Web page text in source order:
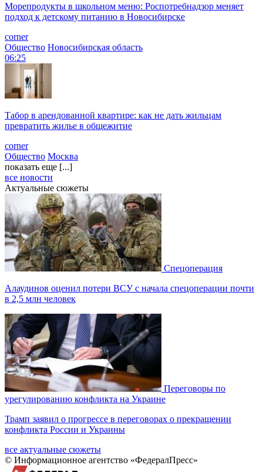
Морепродукты в школьном меню: Роспотребнадзор меняет
подход к детскому питанию в Новосибирске
corner
Общество Новосибирская область
06:25
Табор в арендованной квартире: как не дать жильцам
превратить жилье в общежитие
corner
Общество Москва
показать еще [...]
все новости
Актуальные сюжеты
Спецоперация
Алаудинов оценил потери ВСУ с начала спецоперации почти
в 2,5 млн человек
Переговоры по
урегулированию конфликта на Украине
Трамп заявил о прогрессе в переговорах о прекращении
конфликта России и Украины
все актуальные сюжеты
© Информационное агентство «ФедералПресс»